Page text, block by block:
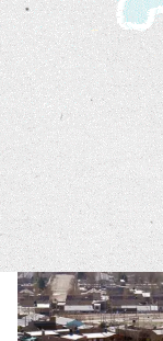
Accesibilidad a
Cerca de
de gas en el